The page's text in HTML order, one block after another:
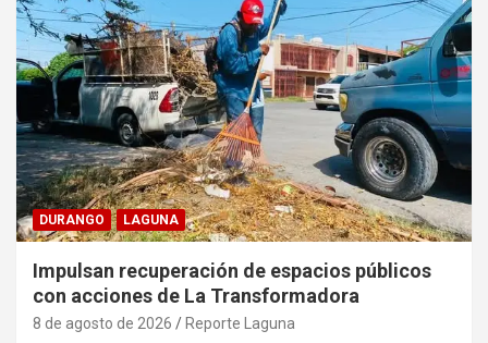
DURANGO LAGUNA
Impulsan recuperación de espacios públicos
con acciones de La Transformadora
8 de agosto de 2026 Reporte Laguna